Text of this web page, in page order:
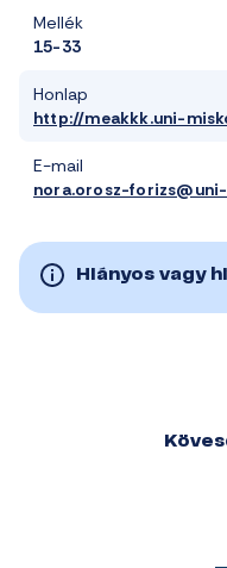
Mellék
15-33
Honlap
http://meakkk.uni-
E-mail
nora.orosz-
Hiányos vagy